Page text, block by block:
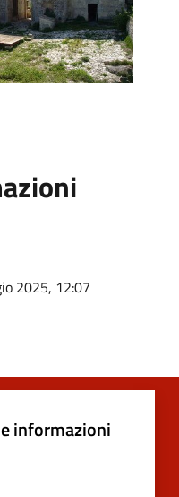
2025, 12:07
informazioni